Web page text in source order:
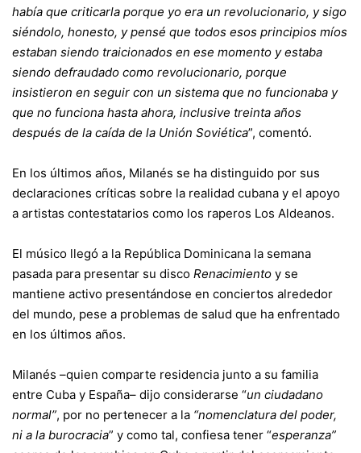
había que criticarla porque yo era un revolucionario, y sigo
siéndolo, honesto, y pensé que todos esos principios míos
estaban siendo traicionados en ese momento y estaba
siendo defraudado como revolucionario, porque
insistieron en seguir con un sistema que no funcionaba y
que no funciona hasta ahora, inclusive treinta años
después de la caída de la Unión Soviética”, comentó.
En los últimos años, Milanés se ha distinguido por sus
declaraciones críticas sobre la realidad cubana y el apoyo
a artistas contestatarios como los raperos Los Aldeanos.
El músico llegó a la República Dominicana la semana
pasada para presentar su disco Renacimiento y se
mantiene activo presentándose en conciertos alrededor
del mundo, pese a problemas de salud que ha enfrentado
en los últimos años.
Milanés –quien comparte residencia junto a su familia
entre Cuba y España– dijo considerarse “un ciudadano
normal”, por no pertenecer a la “nomenclatura del poder,
ni a la burocracia” y como tal, confiesa tener “esperanza”